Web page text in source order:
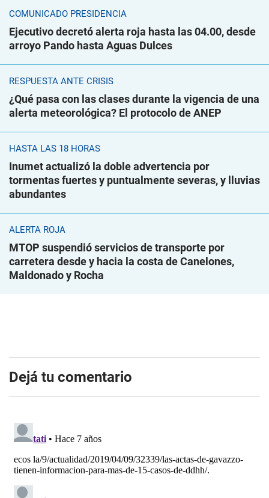
COMUNICADO PRESIDENCIA
Ejecutivo decretó alerta roja hasta las 04.00, desde
arroyo Pando hasta Aguas Dulces
RESPUESTA ANTE CRISIS
¿Qué pasa con las clases durante la vigencia de una
alerta meteorológica? El protocolo de ANEP
HASTA LAS 18 HORAS
Inumet actualizó la doble advertencia por
tormentas fuertes y puntualmente severas, y lluvias
abundantes
ALERTA ROJA
MTOP suspendió servicios de transporte por
carretera desde y hacia la costa de Canelones,
Maldonado y Rocha
Dejá tu comentario